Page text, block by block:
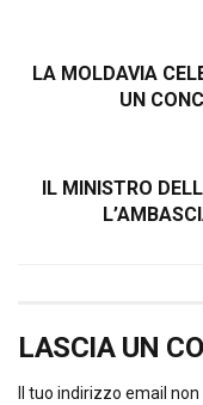
LA MOLDAVIA
UN
IL MINISTRO
LASCIA UN
Il tuo indirizzo email non